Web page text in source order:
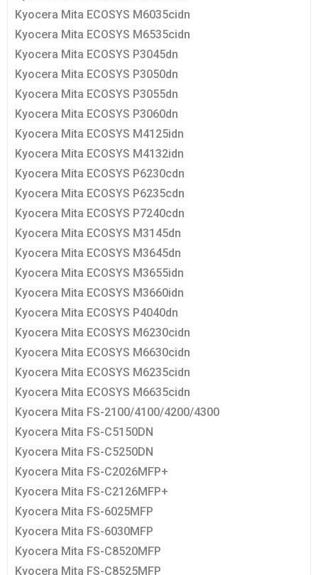
Kyocera Mita ECOSYS M6035cidn
Kyocera Mita ECOSYS M6535cidn
Kyocera Mita ECOSYS P3045dn
Kyocera Mita ECOSYS P3050dn
Kyocera Mita ECOSYS P3055dn
Kyocera Mita ECOSYS P3060dn
Kyocera Mita ECOSYS M4125idn
Kyocera Mita ECOSYS M4132idn
Kyocera Mita ECOSYS P6230cdn
Kyocera Mita ECOSYS P6235cdn
Kyocera Mita ECOSYS P7240cdn
Kyocera Mita ECOSYS M3145dn
Kyocera Mita ECOSYS M3645dn
Kyocera Mita ECOSYS M3655idn
Kyocera Mita ECOSYS M3660idn
Kyocera Mita ECOSYS P4040dn
Kyocera Mita ECOSYS M6230cidn
Kyocera Mita ECOSYS M6630cidn
Kyocera Mita ECOSYS M6235cidn
Kyocera Mita ECOSYS M6635cidn
Kyocera Mita FS-2100/4100/4200/4300
Kyocera Mita FS-C5150DN
Kyocera Mita FS-C5250DN
Kyocera Mita FS-C2026MFP+
Kyocera Mita FS-C2126MFP+
Kyocera Mita FS-6025MFP
Kyocera Mita FS-6030MFP
Kyocera Mita FS-C8520MFP
Kyocera Mita FS-C8525MFP